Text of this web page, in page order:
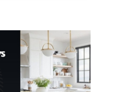
gan B hoặc viêm gan C
sẽ không còn bị mặc
định không đáp ứng tiêu
chuẩn sức khỏe chỉ vì
chi phí điều trị khi nộp hồ
sơ xin visa cư trú.